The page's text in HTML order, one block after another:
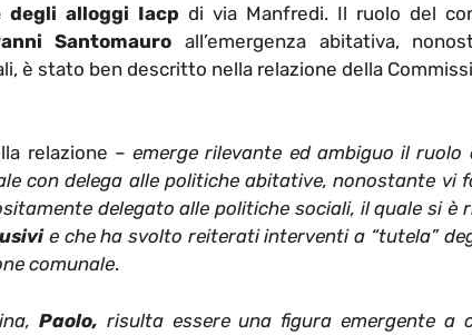
degli alloggi Iacp di via Manfredi. Il ruolo del
Santomauro all’emergenza abitativa,
è stato ben descritto nella relazione della
relazione – emerge rilevante ed ambiguo il ruolo
con delega alle politiche abitative, nonostante vi
delegato alle politiche sociali, il quale si è
e che ha svolto reiterati interventi a “tutela”
comunale.
Paolo, risulta essere una figura emergente a